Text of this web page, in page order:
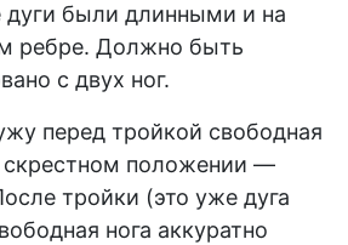
дуги были длинными и на
ребре. Должно быть
с двух ног.
перед тройкой свободная
скрестном положении —
тройки (это уже дуга
нога аккуратно